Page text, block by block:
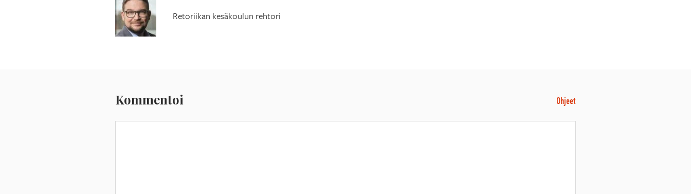
Retoriikan kesäkoulun rehtori
Kommentoi Ohjeet